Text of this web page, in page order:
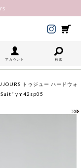
アカウント 検索
トゥジュー ハードウォ
Suit” ym42sp05